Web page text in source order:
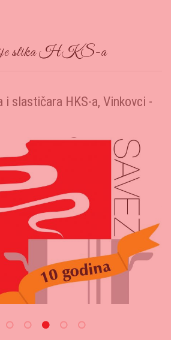
slika HKS-a
i slastičara HKS-a, Vinkovci -